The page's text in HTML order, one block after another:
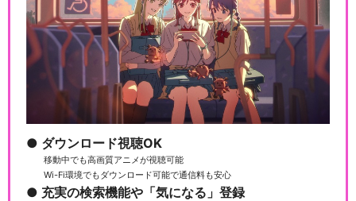
ダウンロード視聴OK
移動中でも高画質アニメが視聴可能
Wi-Fi環境でもダウンロード可能で通信料も安心
充実の検索機能や「気になる」登録